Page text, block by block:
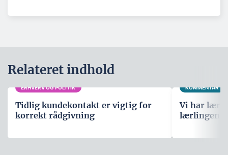
Relateret indhold
ERHVERV OG POLITIK
Tidlig kundekontakt er vigtig for
korrekt rådgivning
KOMMENTAR
Vi har
lærlingene